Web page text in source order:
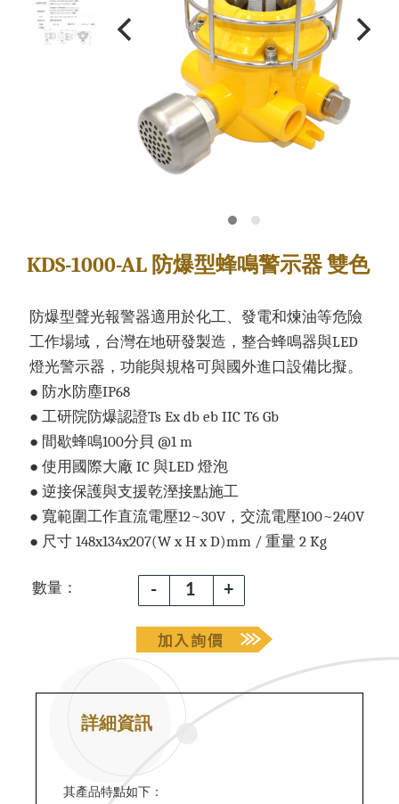
KDS-1000-AL 防爆型蜂鳴警示器 雙色
防爆型聲光報警器適用於化工、發電和煉油等危險
工作場域，台灣在地研發製造，整合蜂鳴器與LED
燈光警示器，功能與規格可與國外進口設備比擬。
● 防水防塵IP68
● 工研院防爆認證Ts Ex db eb IIC T6 Gb
● 間歇蜂鳴100分貝 @1 m
● 使用國際大廠 IC 與LED 燈泡
● 逆接保護與支援乾溼接點施工
● 寬範圍工作直流電壓12~30V，交流電壓100~240V
● 尺寸 148x134x207(W x H x D)mm / 重量 2 Kg
數量： - +
詳細資訊
其產品特點如下：